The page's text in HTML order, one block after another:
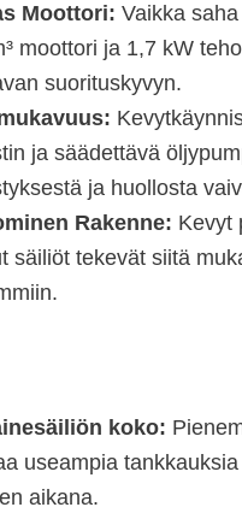
Moottori: Vaikka
moottori ja 1,7 kW
suorituskyvyn.
ja säädettävä
ja huollosta
Rakenne: Kevyt
säiliöt tekevät siitä
koko:
useampia
aikana.